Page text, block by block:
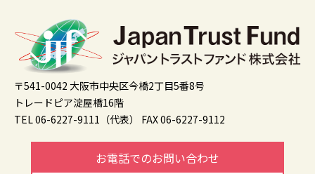
〒541-0042 大阪市中央区今橋2丁目5番8号
トレードピア淀屋橋16階
TEL 06-6227-9111（代表）
FAX 06-6227-9112
お電話でのお問い合わせ